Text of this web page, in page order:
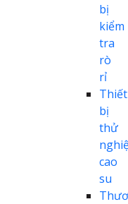
bị
kiểm
tra
rò
rỉ
Thiết
bị
thử
cao
su